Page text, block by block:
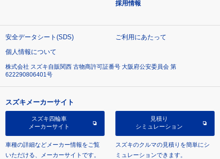
採用情報
安全データシート(SDS)
ご利用にあたって
個人情報について
株式会社 スズキ自販関西 古物商許可証番号 大阪府公安委員会 第
622290806401号
スズキメーカーサイト
スズキ四輪車
メーカーサイト
車種の詳細などメーカー情報をご覧
いただける、メーカーサイトです。
見積り
シミュレーション
スズキのクルマの見積りを簡単にシ
ミュレーションできます。